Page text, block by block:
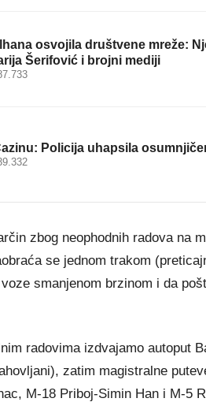
osvojila društvene mreže:
Šerifović i brojni mediji
Policija uhapsila
zbog neophodnih radova na
se jednom trakom
smanjenom brzinom i da
radovima izdvajamo autoput
zatim magistralne
M-18 Priboj-Simin Han i M-5